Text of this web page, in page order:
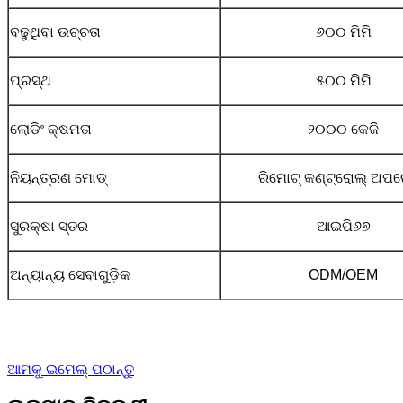
ବଢୁଥିବା ଉଚ୍ଚତା ୬୦୦ ମିମି
ପ୍ରସ୍ଥ ୫୦୦ ମିମି
ଲୋଡିଂ କ୍ଷମତା ୨୦୦୦ କେଜି
ନିୟନ୍ତ୍ରଣ ମୋଡ୍ ରିମୋଟ୍ କଣ୍ଟ୍ରୋଲ୍
ସୁରକ୍ଷା ସ୍ତର ଆଇପି୬୭
ଅନ୍ୟାନ୍ୟ ସେବାଗୁଡ଼ିକ ODM/OEM
ଆମକୁ ଇମେଲ୍ ପଠାନ୍ତୁ